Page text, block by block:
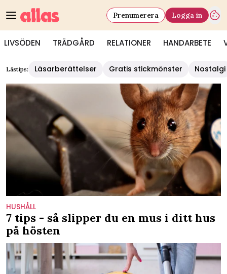
LIVSÖDEN TRÄDGÅRD RELATIONER HANDARBETE
Prenumerera Logga in
Lästips: Läsarberättelser Gratis stickmönster Nostalgi
HUSHÅLL
7 tips - så slipper du en mus i ditt hus
på hösten